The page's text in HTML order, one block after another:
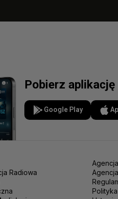
Pobierz
Google Play
Radiowa